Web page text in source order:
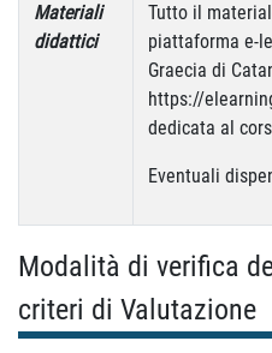
Materiali
didattici
Tutto il
piattaforma e-
Graecia di
https://
dedicata al
Eventuali
Modalità di verifica
criteri di Valutazione